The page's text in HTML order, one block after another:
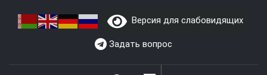
Версия для слабовидящих
Задать вопрос